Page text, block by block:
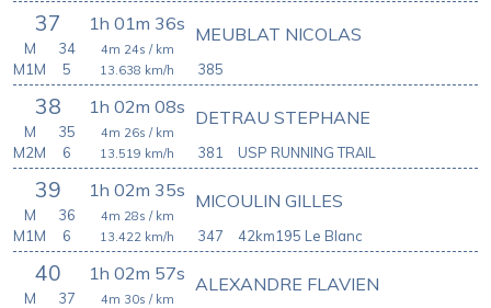
37 1h 01m 36s
385
MEUBLAT NICOLAS
4m 24s / km
13.638 km/h
M
34
M1M
5
38 1h 02m 08s
381
DETRAU STEPHANE
4m 26s / km
13.519 km/h
M
35
M2M
6 USP RUNNING TRAIL
39 1h 02m 35s
347
MICOULIN GILLES
4m 28s / km
13.422 km/h
M
36
M1M
6 42km195 Le Blanc
40 1h 02m 57s ALEXANDRE FLAVIEN
4m 30s / km
M
37